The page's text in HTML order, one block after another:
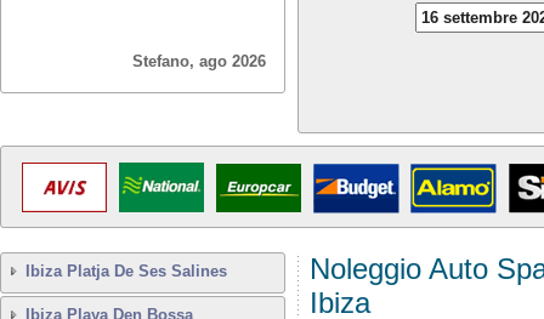
Stefano, ago 2026
Ibiza Platja De Ses Salines
Ibiza Playa Den Bossa
Noleggio Auto
Ibiza